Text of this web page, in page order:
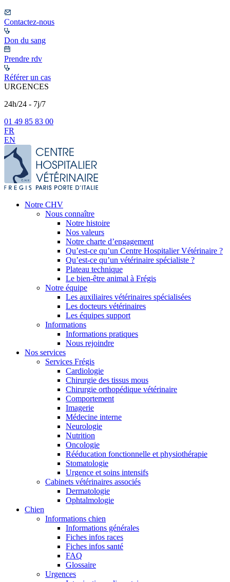
Contactez-nous
Don du sang
Prendre rdv
Référer un cas
URGENCES
24h/24 - 7j/7
01 49 85 83 00
FR
EN
Notre CHV
Nous connaître
Notre histoire
Nos valeurs
Notre charte d’engagement
Qu’est-ce qu’un Centre Hospitalier Vétérinaire ?
Qu’est-ce qu’un vétérinaire spécialiste ?
Plateau technique
Le bien-être animal à Frégis
Notre équipe
Les auxiliaires vétérinaires spécialisées
Les docteurs vétérinaires
Les équipes support
Informations
Informations pratiques
Nous rejoindre
Nos services
Services Frégis
Cardiologie
Chirurgie des tissus mous
Chirurgie orthopédique vétérinaire
Comportement
Imagerie
Médecine interne
Neurologie
Nutrition
Oncologie
Rééducation fonctionnelle et physiothérapie
Stomatologie
Urgence et soins intensifs
Cabinets vétérinaires associés
Dermatologie
Ophtalmologie
Chien
Informations chien
Informations générales
Fiches infos races
Fiches infos santé
FAQ
Glossaire
Urgences